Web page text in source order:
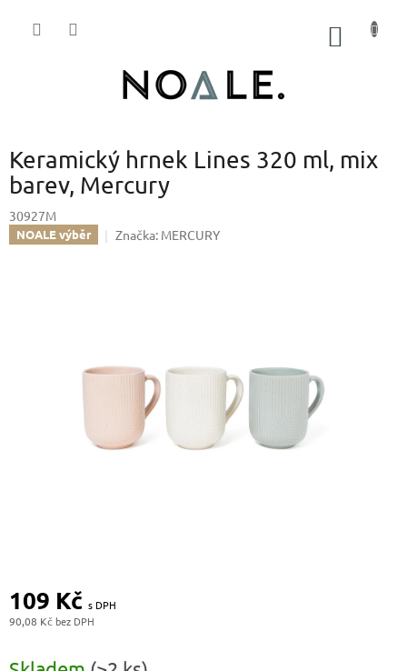
Keramický hrnek Lines 320 ml, mix
barev, Mercury
30927M
NOALE výběr Značka: MERCURY
109 Kč
90,08 Kč
cena: